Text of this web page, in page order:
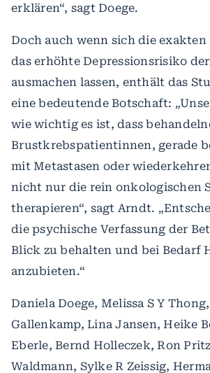
erklären“, sagt Doege.
Doch auch wenn sich die
das erhöhte Depressionsrisiko
ausmachen lassen, enthält das
eine bedeutende Botschaft:
wie wichtig es ist, dass
Brustkrebspatientinnen, gerade
mit Metastasen oder
nicht nur die rein onkologischen
therapieren“, sagt Arndt.
die psychische Verfassung der
Blick zu behalten und bei Bedarf
anzubieten.“
Daniela Doege, Melissa S Y
Gallenkamp, Lina Jansen, Heike
Eberle, Bernd Holleczek, Ron
Waldmann, Sylke R Zeissig,